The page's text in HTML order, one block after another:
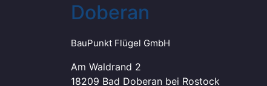
Doberan
BauPunkt Flügel GmbH
Am Waldrand 2
18209 Bad Doberan bei Rostock